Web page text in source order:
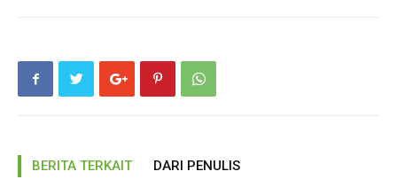
BERITA TERKAIT DARI PENULIS